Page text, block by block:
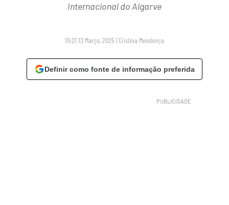
Internacional do Algarve
10:21 13 Março, 2025 | Cristina Mendonça
Definir como fonte de informação preferida